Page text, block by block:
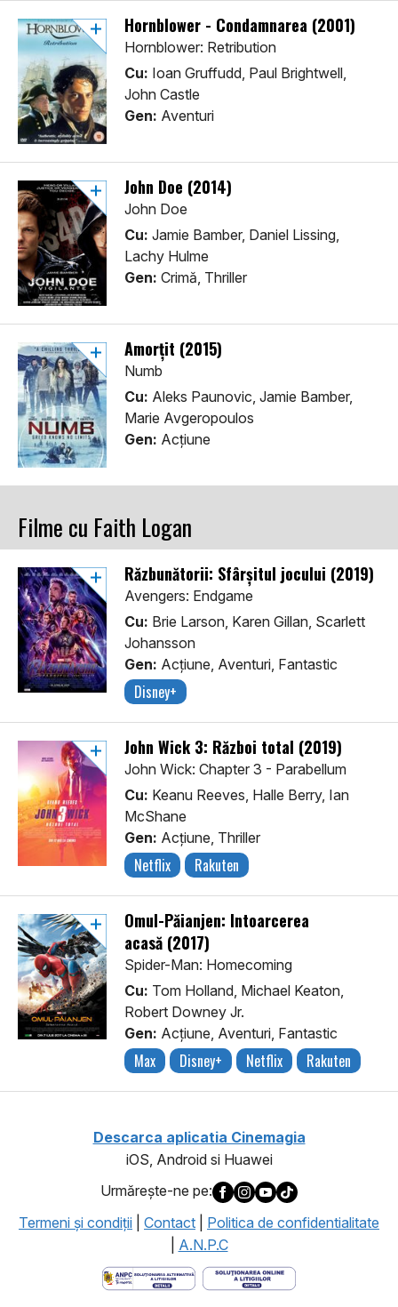
Hornblower - Condamnarea (2001)
Hornblower: Retribution
Cu: Ioan Gruffudd, Paul Brightwell,
John Castle
Gen: Aventuri
John Doe (2014)
John Doe
Cu: Jamie Bamber, Daniel Lissing,
Lachy Hulme
Gen: Crimă, Thriller
Amorțit (2015)
Numb
Cu: Aleks Paunovic, Jamie Bamber,
Marie Avgeropoulos
Gen: Acţiune
Filme cu Faith Logan
Răzbunătorii: Sfârșitul jocului (2019)
Avengers: Endgame
Cu: Brie Larson, Karen Gillan, Scarlett
Johansson
Gen: Acţiune, Aventuri, Fantastic
Disney+
John Wick 3: Război total (2019)
John Wick: Chapter 3 - Parabellum
Cu: Keanu Reeves, Halle Berry, Ian
McShane
Gen: Acţiune, Thriller
Netflix Rakuten
Omul-Păianjen: Întoarcerea
acasă (2017)
Spider-Man: Homecoming
Cu: Tom Holland, Michael Keaton,
Robert Downey Jr.
Gen: Acţiune, Aventuri, Fantastic
Max Disney+ Netflix Rakuten
Descarca aplicatia Cinemagia
iOS, Android si Huawei
Urmăreşte-ne pe:
Termeni şi condiţii
Contact
Politica de confidentialitate
A.N.P.C